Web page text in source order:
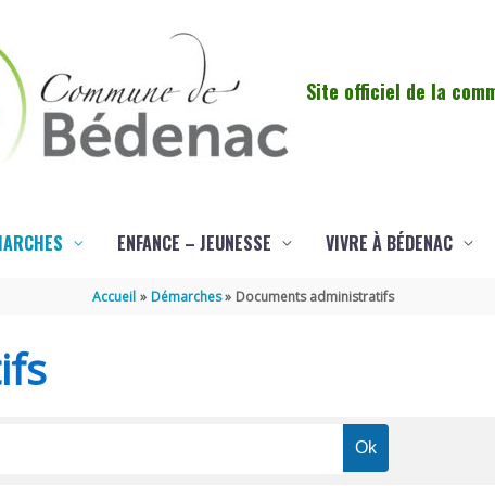
Site officiel de la
ENFANCE – JEUNESSE VIVRE À BÉDENAC
Accueil Démarches Documents administratifs